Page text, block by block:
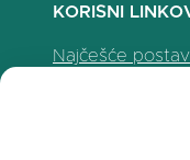
KORISNI
Najčešće
Politika